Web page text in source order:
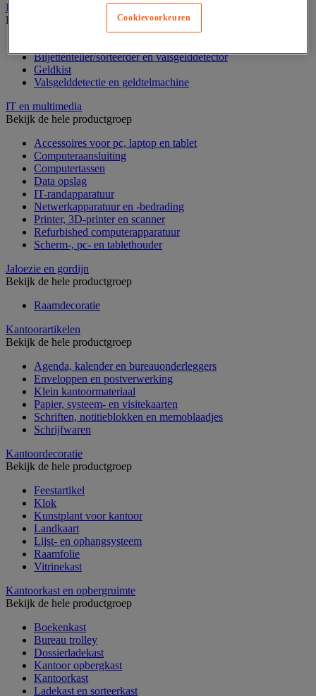
Inname en beheer van geld
Bekijk de hele productgroep
Biljettenteller/sorteerder en valsgelddetector
Geldkist
Valsgelddetectie en geldtelmachine
IT en multimedia
Bekijk de hele productgroep
Accessoires voor pc, laptop en tablet
Computeraansluiting
Computertassen
Data opslag
IT-randapparatuur
Netwerkapparatuur en -bedrading
Printer, 3D-printer en scanner
Refurbished computerapparatuur
Scherm-, pc- en tablethouder
Jaloezie en gordijn
Bekijk de hele productgroep
Raamdecoratie
Kantoorartikelen
Bekijk de hele productgroep
Agenda, kalender en bureauonderleggers
Enveloppen en postverwerking
Klein kantoormateriaal
Papier, systeem- en visitekaarten
Schriften, notitieblokken en memoblaadjes
Schrijfwaren
Kantoordecoratie
Bekijk de hele productgroep
Feestartikel
Klok
Kunstplant voor kantoor
Landkaart
Lijst- en ophangsysteem
Raamfolie
Vitrinekast
Kantoorkast en opbergruimte
Bekijk de hele productgroep
Boekenkast
Bureau trolley
Dossierladekast
Kantoor opbergkast
Kantoorkast
Ladekast en sorteerkast
Cookievoorkeuren